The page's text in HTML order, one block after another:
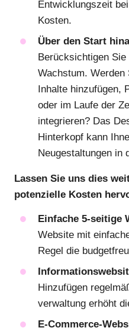
Entwicklungszeit
Kosten.
Über den Start
Berücksichtigen
Wachstum. Werden
Inhalte hinzufügen,
oder im Laufe der
integrieren? Das
Hinterkopf kann
Neugestaltungen in
Lassen Sie uns dies
potenzielle Kosten
Einfache 5-seitige
Website mit
Regel die
Hinzufügen
verwaltung erhöht
E-Commerce-